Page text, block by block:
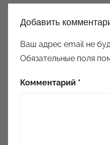
Добавить
Ваш адрес email не
Обязательные поля
Комментарий *